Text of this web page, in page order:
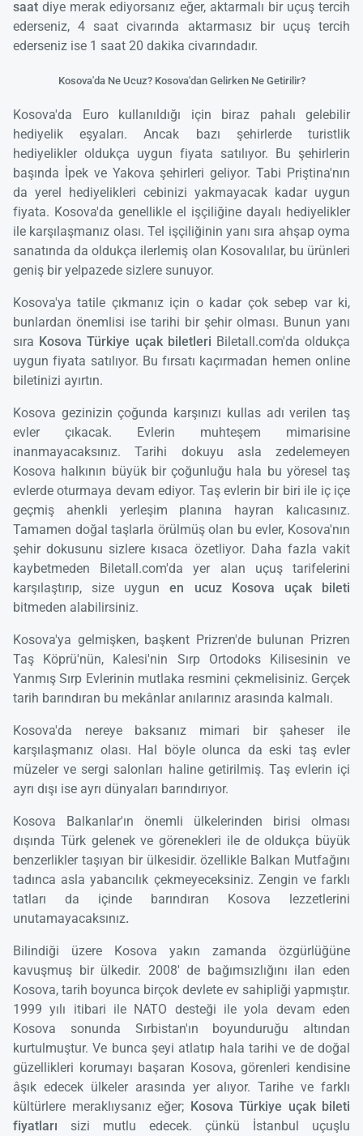
saatdiye merak ediyorsanız eğer, aktarmalı bir uçuş tercih
ederseniz, 4 saat civarında aktarmasız bir uçuş tercih
ederseniz ise 1 saat 20 dakika civarındadır.
Kosova'da Ne Ucuz? Kosova'dan Gelirken Ne Getirilir?
Kosova'da Euro kullanıldığı için biraz pahalı gelebilir
hediyelik eşyaları. Ancak bazı şehirlerde turistlik
hediyelikler oldukça uygun fiyata satılıyor. Bu şehirlerin
başında İpek ve Yakova şehirleri geliyor. Tabi Priştina'nın
da yerel hediyelikleri cebinizi yakmayacak kadar uygun
fiyata. Kosova'da genellikle el işçiliğine dayalı hediyelikler
ile karşılaşmanız olası. Tel işçiliğinin yanı sıra ahşap oyma
sanatında da oldukça ilerlemiş olan Kosovalılar, bu ürünleri
geniş bir yelpazede sizlere sunuyor.
Kosova'ya tatile çıkmanız için o kadar çok sebep var ki,
bunlardan önemlisi ise tarihi bir şehir olması. Bunun yanı
sıra Kosova Türkiye uçak biletleri Biletall.com'da oldukça
uygun fiyata satılıyor. Bu fırsatı kaçırmadan hemen online
biletinizi ayırtın.
Kosova gezinizin çoğunda karşınızı kullas adı verilen taş
evler çıkacak. Evlerin muhteşem mimarisine
inanmayacaksınız. Tarihi dokuyu asla zedelemeyen
Kosova halkının büyük bir çoğunluğu hala bu yöresel taş
evlerde oturmaya devam ediyor. Taş evlerin bir biri ile iç içe
geçmiş ahenkli yerleşim planına hayran kalıcasınız.
Tamamen doğal taşlarla örülmüş olan bu evler, Kosova'nın
şehir dokusunu sizlere kısaca özetliyor. Daha fazla vakit
kaybetmeden Biletall.com'da yer alan uçuş tarifelerini
karşılaştırıp, size uygunen ucuz Kosova uçak bileti
bitmeden alabilirsiniz.
Kosova'ya gelmişken, başkent Prizren'de bulunan Prizren
Taş Köprü'nün, Kalesi'nin Sırp Ortodoks Kilisesinin ve
Yanmış Sırp Evlerinin mutlaka resmini çekmelisiniz. Gerçek
tarih barındıran bu mekânlar anılarınız arasında kalmalı.
Kosova'da nereye baksanız mimari bir şaheser ile
karşılaşmanız olası. Hal böyle olunca da eski taş evler
müzeler ve sergi salonları haline getirilmiş. Taş evlerin içi
ayrı dışı ise ayrı dünyaları barındırıyor.
Kosova Balkanlar'ın önemli ülkelerinden birisi olması
dışında Türk gelenek ve görenekleri ile de oldukça büyük
benzerlikler taşıyan bir ülkesidir. özellikle Balkan Mutfağını
tadınca asla yabancılık çekmeyeceksiniz. Zengin ve farklı
tatları da içinde barındıran Kosova lezzetlerini
unutamayacaksınız.
Bilindiği üzere Kosova yakın zamanda özgürlüğüne
kavuşmuş bir ülkedir. 2008' de bağımsızlığını ilan eden
Kosova, tarih boyunca birçok devlete ev sahipliği yapmıştır.
1999 yılı itibari ile NATO desteği ile yola devam eden
Kosova sonunda Sırbistan'ın boyunduruğu altından
kurtulmuştur. Ve bunca şeyi atlatıp hala tarihi ve de doğal
güzellikleri korumayı başaran Kosova, görenleri kendisine
âşık edecek ülkeler arasında yer alıyor. Tarihe ve farklı
kültürlere meraklıysanız eğer; Kosova Türkiye uçak bileti
fiyatları sizi mutlu edecek. çünkü İstanbul uçuşlu